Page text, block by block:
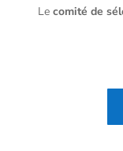
Le comité de